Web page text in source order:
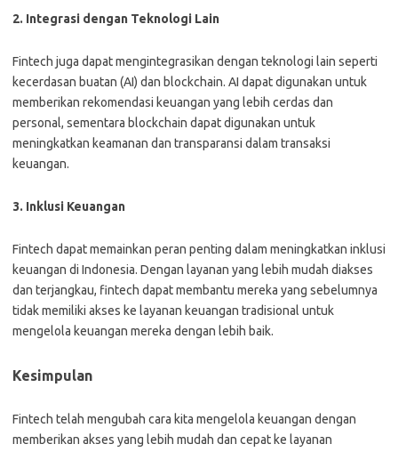
2. Integrasi dengan Teknologi Lain
Fintech juga dapat mengintegrasikan dengan teknologi lain seperti
kecerdasan buatan (AI) dan blockchain. AI dapat digunakan untuk
memberikan rekomendasi keuangan yang lebih cerdas dan
personal, sementara blockchain dapat digunakan untuk
meningkatkan keamanan dan transparansi dalam transaksi
keuangan.
3. Inklusi Keuangan
Fintech dapat memainkan peran penting dalam meningkatkan inklusi
keuangan di Indonesia. Dengan layanan yang lebih mudah diakses
dan terjangkau, fintech dapat membantu mereka yang sebelumnya
tidak memiliki akses ke layanan keuangan tradisional untuk
mengelola keuangan mereka dengan lebih baik.
Kesimpulan
Fintech telah mengubah cara kita mengelola keuangan dengan
memberikan akses yang lebih mudah dan cepat ke layanan